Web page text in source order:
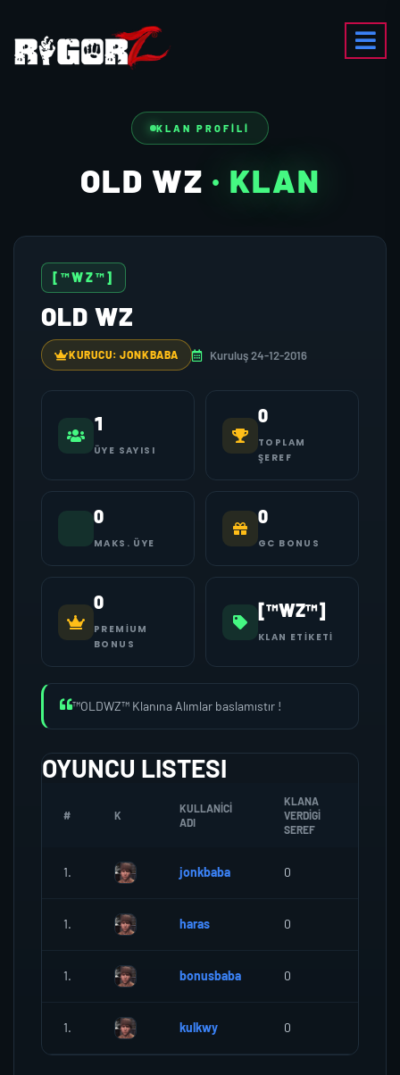
KLAN PROFILI
OLD WZ · KLAN
[™WZ™]
OLD WZ
KURUCU: JONKBABA Kuruluş 24-12-2016
1
ÜYE SAYISI
0
TOPLAM
ŞEREF
0
MAKS. ÜYE
0
GC BONUS
0
PREMIUM
BONUS
[™WZ™]
KLAN ETIKETI
™OLDWZ™ Klanına Alımlar baslamıstır !
OYUNCU LISTESI
# K
KULLANICI
ADI
KLANA
VERDIGI
SEREF
1. jonkbaba 0
1. haras 0
1. bonusbaba 0
1. kulkwy 0